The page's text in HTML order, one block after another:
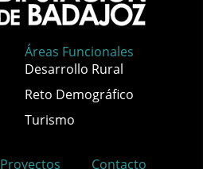
Áreas Funcionales
Desarrollo Rural
Reto Demográfico
Turismo
Proyectos Contacto